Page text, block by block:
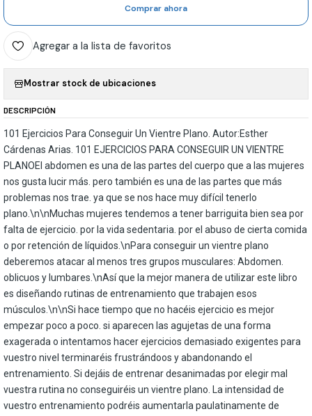
Comprar ahora
Agregar a la lista de favoritos
Mostrar stock de ubicaciones
DESCRIPCIÓN
101 Ejercicios Para Conseguir Un Vientre Plano. Autor:Esther
Cárdenas Arias. 101 EJERCICIOS PARA CONSEGUIR UN VIENTRE
PLANOEl abdomen es una de las partes del cuerpo que a las mujeres
nos gusta lucir más. pero también es una de las partes que más
problemas nos trae. ya que se nos hace muy difícil tenerlo
plano.\n\nMuchas mujeres tendemos a tener barriguita bien sea por
falta de ejercicio. por la vida sedentaria. por el abuso de cierta comida
o por retención de líquidos.\nPara conseguir un vientre plano
deberemos atacar al menos tres grupos musculares: Abdomen.
oblicuos y lumbares.\nAsí que la mejor manera de utilizar este libro
es diseñando rutinas de entrenamiento que trabajen esos
músculos.\n\nSi hace tiempo que no hacéis ejercicio es mejor
empezar poco a poco. si aparecen las agujetas de una forma
exagerada o intentamos hacer ejercicios demasiado exigentes para
vuestro nivel terminaréis frustrándoos y abandonando el
entrenamiento. Si dejáis de entrenar desanimadas por elegir mal
vuestra rutina no conseguiréis un vientre plano. La intensidad de
vuestro entrenamiento podréis aumentarla paulatinamente de